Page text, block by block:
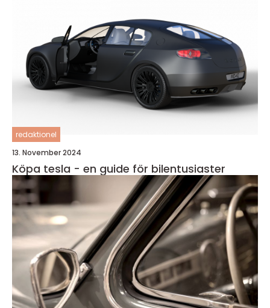
redaktionel
13. November 2024
Köpa tesla - en guide för bilentusiaster